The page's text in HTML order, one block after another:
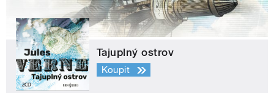
Tajuplný ostrov
Koupit